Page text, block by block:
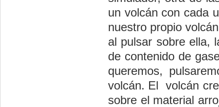
un volcán con cada
nuestro propio
al pulsar sobre ella,
de contenido de
queremos,
volcán. El volcán
sobre el material